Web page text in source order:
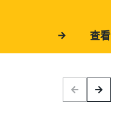
查看
PreviousNext